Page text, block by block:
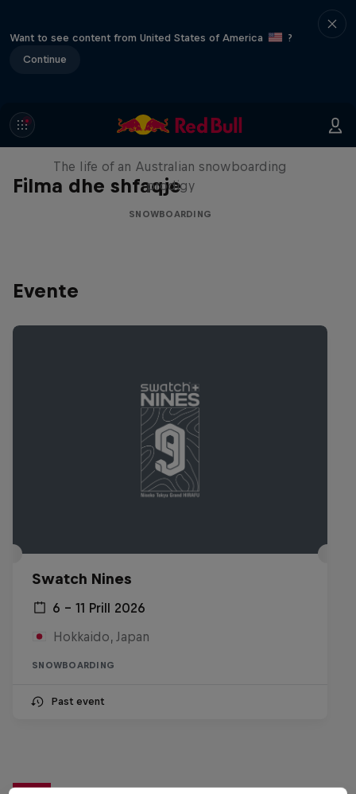
Want to see content from United States of America
?
Continue
Filma dhe shfaqje
Volare: Valentino Guseli
The life of an Australian snowboarding
prodigy
SNOWBOARDING
Evente
Swatch Nines
6 – 11 Prill 2026
Hokkaido, Japan
SNOWBOARDING
Past event